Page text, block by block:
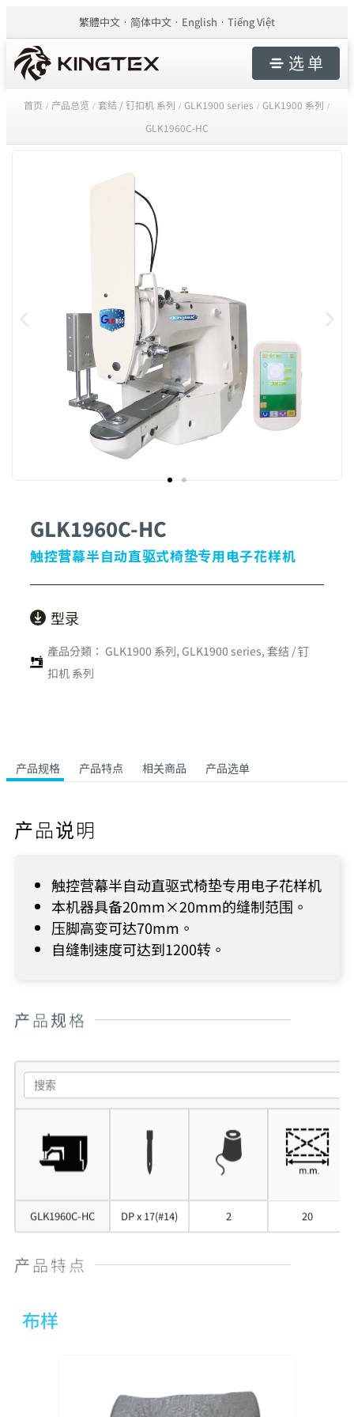
繁體中文 简体中文 English Tiếng Việt
选 单
首页 / 产品总览 / 套结 / 钉扣机 系列 / GLK1900 series / GLK1900 系列 /
GLK1960C-HC
GLK1960C-HC
触控营幕半自动直驱式椅垫专用电子花样机
型录
產品分類： GLK1900 系列, GLK1900 series, 套结 / 钉
扣机 系列
产品规格 产品特点 相关商品 产品选单
产品说明
触控营幕半自动直驱式椅垫专用电子花样机
本机器具备20mm×20mm的缝制范围。
压脚高变可达70mm。
自缝制速度可达到1200转。
产品规格
GLK1960C-HC DP x 17(#14) 2 20
产品特点
布样